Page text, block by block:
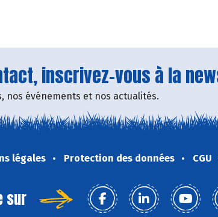
inscrivez-vous à la
nos événements et nos actualités.
légales Protection des données CGU
sur